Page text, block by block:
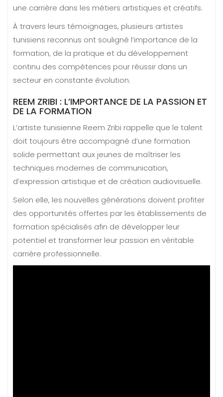
une carrière dans les métiers artistiques et créatifs.
À travers leurs témoignages, plusieurs artistes
tunisiens reconnus ont souligné l’importance de la
formation, de la pratique et du développement
continu des compétences pour réussir dans un
secteur en constante évolution.
REEM ZRIBI : L’IMPORTANCE DE LA PASSION ET
DE LA FORMATION
L’artiste tunisienne Reem Zribi rappelle que le talent
doit toujours être accompagné d’une formation
solide permettant aux jeunes de maîtriser les
techniques modernes de communication,
d’expression artistique et de création audiovisuelle.
Selon elle, les nouvelles générations doivent profiter
des opportunités offertes par les établissements de
formation spécialisés afin de développer leur
potentiel et transformer leur passion en véritable
carrière professionnelle.